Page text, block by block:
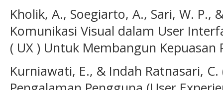
Kholik, A., Soegiarto, A., Sari, W. P.,
Komunikasi Visual dalam User
( UX ) Untuk Membangun Kepuasan
Kurniawati, E., & Indah Ratnasari, C.